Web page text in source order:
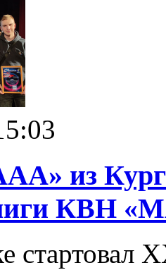
из
КВН
стартовал